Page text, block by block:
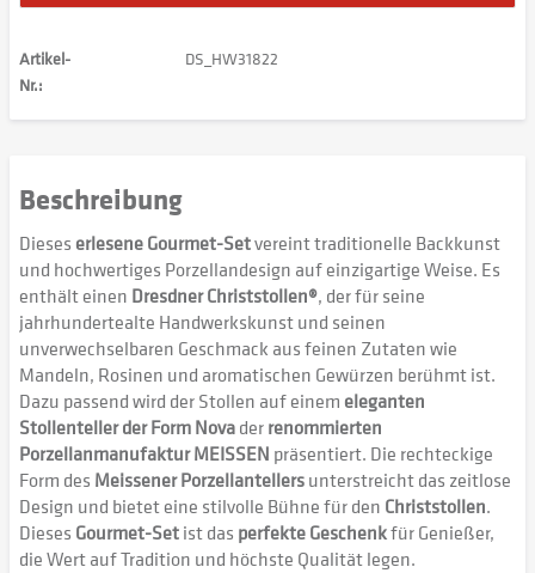
Artikel-
Nr.:
DS_HW31822
Beschreibung
Dieses erlesene Gourmet-Setvereint traditionelle Backkunst
und hochwertiges Porzellandesign auf einzigartige Weise. Es
enthält einen Dresdner Christstollen®, der für seine
jahrhundertealte Handwerkskunst und seinen
unverwechselbaren Geschmack aus feinen Zutaten wie
Mandeln, Rosinen und aromatischen Gewürzen berühmt ist.
Dazu passend wird der Stollen auf einem eleganten
Stollenteller der Form Novaderrenommierten
Porzellanmanufaktur MEISSEN präsentiert. Die rechteckige
Form des Meissener Porzellantellersunterstreicht das zeitlose
Design und bietet eine stilvolle Bühne für den Christstollen.
Dieses Gourmet-Setist das perfekte Geschenkfür Genießer,
die Wert auf Tradition und höchste Qualität legen.